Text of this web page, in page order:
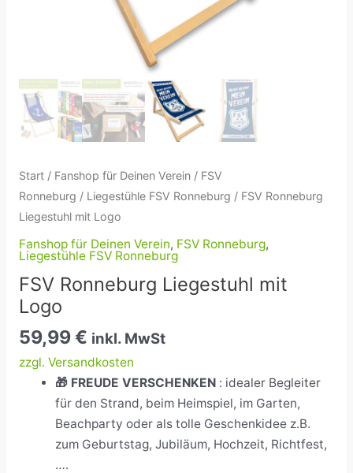
Start/ Fanshop für Deinen Verein/ FSV
Ronneburg / Liegestühle FSV Ronneburg / FSV Ronneburg
Liegestuhl mit Logo
Fanshop für Deinen Verein, FSV Ronneburg,
Liegestühle FSV Ronneburg
FSV Ronneburg Liegestuhl mit
Logo
59,99€ inkl. MwSt
zzgl. Versandkosten
🎁 FREUDE VERSCHENKEN : idealer Begleiter
für den Strand, beim Heimspiel, im Garten,
Beachparty oder als tolle Geschenkidee z.B.
zum Geburtstag, Jubiläum, Hochzeit, Richtfest,
….